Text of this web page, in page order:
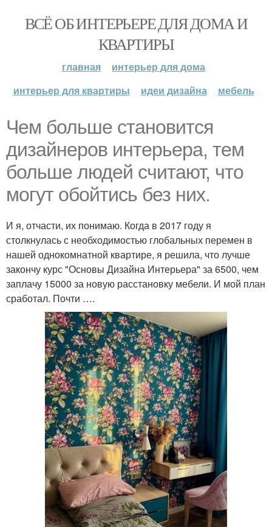
ВСЁ ОБ ИНТЕРЬЕРЕ ДЛЯ ДОМА И
КВАРТИРЫ
главная
интерьер для дома
интерьер для квартиры
идеи дизайна мебель
Чем больше становится
дизайнеров интерьера, тем
больше людей считают, что
могут обойтись без них.
И я, отчасти, их понимаю. Когда в 2017 году я
столкнулась с необходимостью глобальных перемен в
нашей однокомнатной квартире, я решила, что лучше
закончу курс "Основы Дизайна Интерьера" за 6500, чем
заплачу 15000 за новую расстановку мебели. И мой план
сработал. Почти ….